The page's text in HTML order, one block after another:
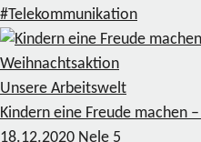
#Telekommunikation
Unsere Arbeitswelt
Kindern eine Freude machen
18.12.2020 Nele 5